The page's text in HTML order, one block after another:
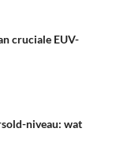
cruciale EUV-
niveau: wat